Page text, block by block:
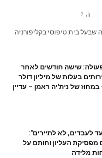
2
שבעל בית טיפוסי בקליפורניה
שישה חודשים לאחר
בעלות של מיליון דולר
במחוז של נית'יה ראמן – עדיין
לעבדים, לא לתיירים":
העליון וחותם על
מלידה